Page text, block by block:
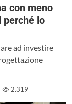
con meno
perché lo
ad investire
2.319